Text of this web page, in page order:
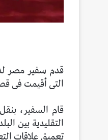
قدم سفير مصر
التى أقيمت فى
قام السفير،
التقليدية بين